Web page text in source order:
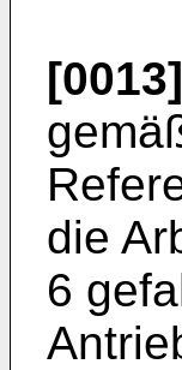
[0013]
die
6